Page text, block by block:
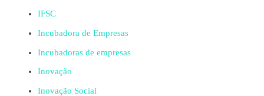
IFSC
Incubadora de Empresas
Incubadoras de empresas
Inovação
Inovação Social